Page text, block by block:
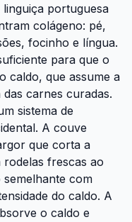
portuguesa
colágeno: pé,
focinho e língua.
para que o
caldo, que assume a
carnes curadas.
sistema de
A couve
que corta a
frescas ao
com
do caldo. A
o caldo e